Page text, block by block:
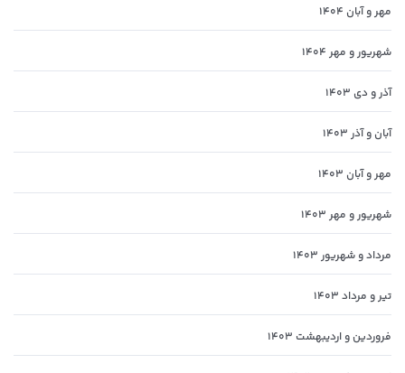
مهر و آبان ۱۴۰۴
شهریور و مهر ۱۴۰۴
آذر و دی ۱۴۰۳
آبان و آذر ۱۴۰۳
مهر و آبان ۱۴۰۳
شهریور و مهر ۱۴۰۳
مرداد و شهریور ۱۴۰۳
تیر و مرداد ۱۴۰۳
فروردین و اردیبهشت ۱۴۰۳